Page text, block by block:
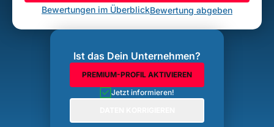
Bewertungen im ÜberblickBewertung abgeben
Ist das Dein Unternehmen?
PREMIUM-PROFIL AKTIVIEREN
Jetzt informieren!